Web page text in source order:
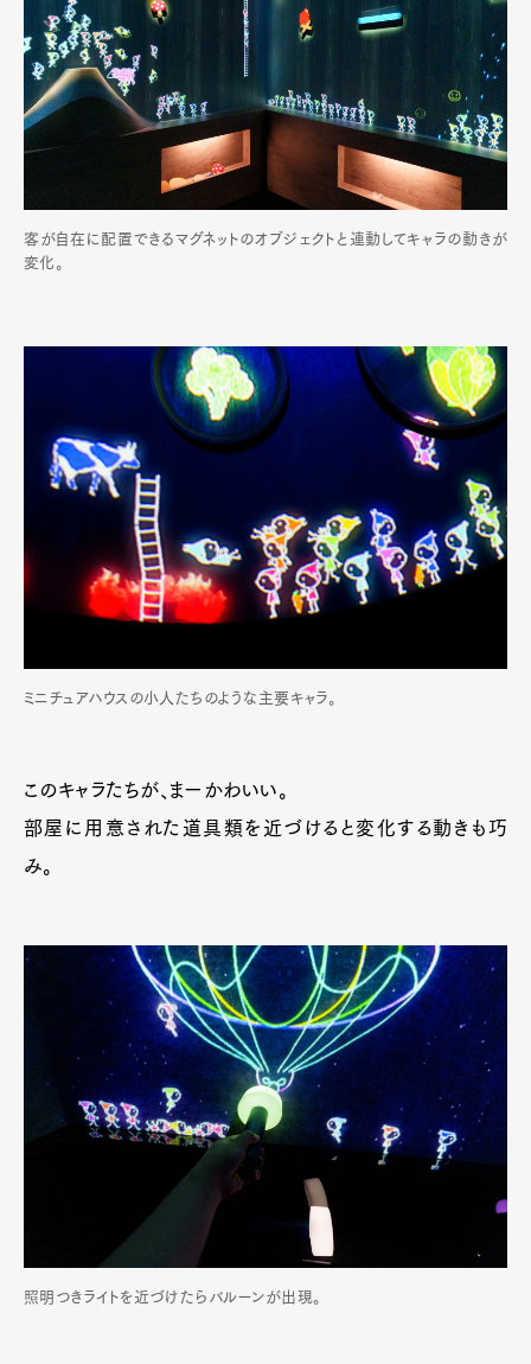
客が自在に配置できるマグネットのオブジェクトと連動してキャラの動きが
変化。
ミニチュアハウスの小人たちのような主要キャラ。
このキャラたちが、まーかわいい。
部屋に用意された道具類を近づけると変化する動きも巧
み。
照明つきライトを近づけたらバルーンが出現。